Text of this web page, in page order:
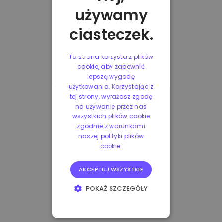
używamy
ciasteczek.
Ta strona korzysta z plików
cookie, aby zapewnić
lepszą wygodę
użytkowania. Korzystając z
tej strony, wyrażasz zgodę
na używanie przez nas
wszystkich plików cookie
zgodnie z warunkami
naszej polityki plików
cookie.
AKCEPTUJ WSZYSTKIE
POKAŻ SZCZEGÓŁY